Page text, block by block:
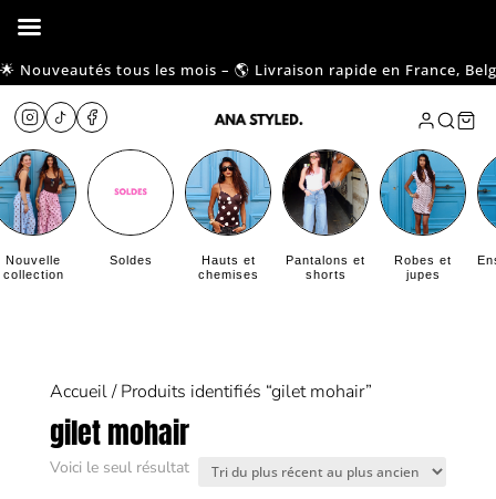
Nouveautés tous les mois – 🌎 Livraison rapide en France,
Nouvelle
collection
Soldes
Hauts et
chemises
Pantalons et
shorts
Robes et
jupes
Accueil/ Produits identifiés “gilet mohair”
gilet mohair
Voici le seul résultat